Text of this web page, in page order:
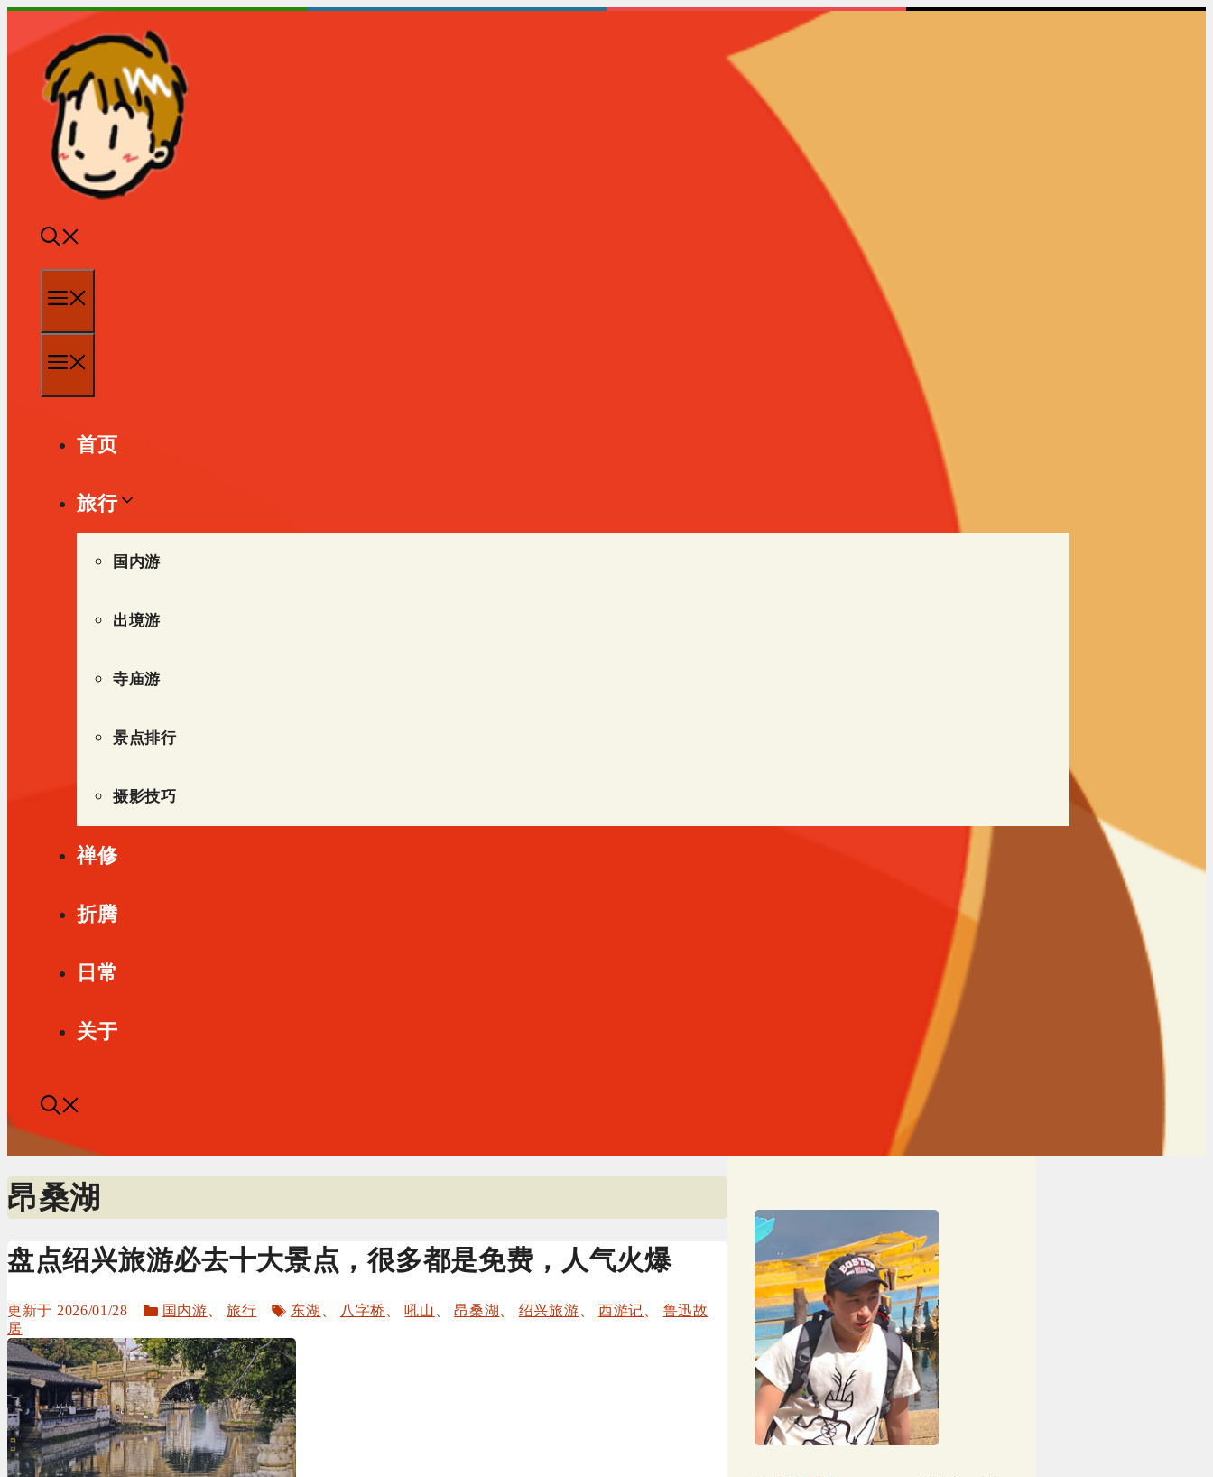
至
首页
旅行
国内游
出境游
寺庙游
景点排行
摄影技巧
禅修
折腾
日常
关于
昂桑湖
盘点绍兴旅游必去十大景点，很多都是免费，人气火爆
2026/01/28
分
国内游 、旅行
标
东湖 八字桥 吼山 、昂桑湖 绍兴旅游 、西游记
鲁迅故
居